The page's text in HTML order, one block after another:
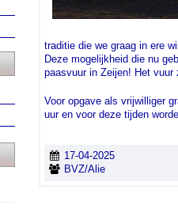
traditie die we graag in ere
Deze mogelijkheid die nu
paasvuur in Zeijen! Het vuur
Voor opgave als vrijwilliger
uur en voor deze tijden
17-04-2025
BVZ/Alie